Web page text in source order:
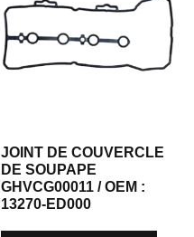
JOINT DE COUVERCLE
DE SOUPAPE
GHVCG00011 / OEM :
13270-ED000